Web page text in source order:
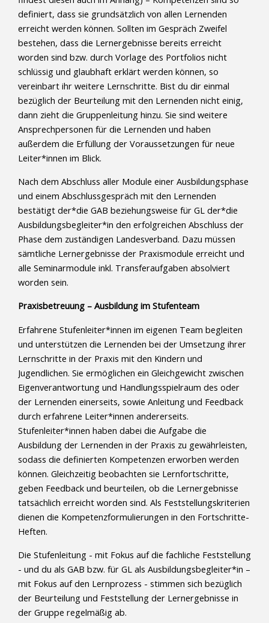
definiert, dass sie grundsätzlich von allen Lernenden
erreicht werden können. Sollten im Gespräch Zweifel
bestehen, dass die Lernergebnisse bereits erreicht
worden sind bzw. durch Vorlage des Portfolios nicht
schlüssig und glaubhaft erklärt werden können, so
vereinbart ihr weitere Lernschritte. Bist du dir einmal
bezüglich der Beurteilung mit den Lernenden nicht einig,
dann zieht die Gruppenleitung hinzu. Sie sind weitere
Ansprechpersonen für die Lernenden und haben
außerdem die Erfüllung der Voraussetzungen für neue
Leiter*innen im Blick.
Nach dem Abschluss aller Module einer Ausbildungsphase
und einem Abschlussgespräch mit den Lernenden
bestätigt der*die GAB beziehungsweise für GL der*die
Ausbildungsbegleiter*in den erfolgreichen Abschluss der
Phase dem zuständigen Landesverband. Dazu müssen
sämtliche Lernergebnisse der Praxismodule erreicht und
alle Seminarmodule inkl. Transferaufgaben absolviert
worden sein.
Praxisbetreuung – Ausbildung im Stufenteam
Erfahrene Stufenleiter*innen im eigenen Team begleiten
und unterstützen die Lernenden bei der Umsetzung ihrer
Lernschritte in der Praxis mit den Kindern und
Jugendlichen. Sie ermöglichen ein Gleichgewicht zwischen
Eigenverantwortung und Handlungsspielraum des oder
der Lernenden einerseits, sowie Anleitung und Feedback
durch erfahrene Leiter*innen andererseits.
Stufenleiter*innen haben dabei die Aufgabe die
Ausbildung der Lernenden in der Praxis zu gewährleisten,
sodass die definierten Kompetenzen erworben werden
können. Gleichzeitig beobachten sie Lernfortschritte,
geben Feedback und beurteilen, ob die Lernergebnisse
tatsächlich erreicht worden sind. Als Feststellungskriterien
dienen die Kompetenzformulierungen in den Fortschritte-
Heften.
Die Stufenleitung - mit Fokus auf die fachliche Feststellung
- und du als GAB bzw. für GL als Ausbildungsbegleiter*in –
mit Fokus auf den Lernprozess - stimmen sich bezüglich
der Beurteilung und Feststellung der Lernergebnisse in
der Gruppe regelmäßig ab.